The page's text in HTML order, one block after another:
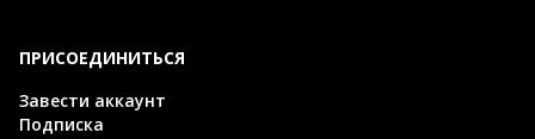
ПРИСОЕДИНИТЬСЯ
Завести аккаунт
Подписка